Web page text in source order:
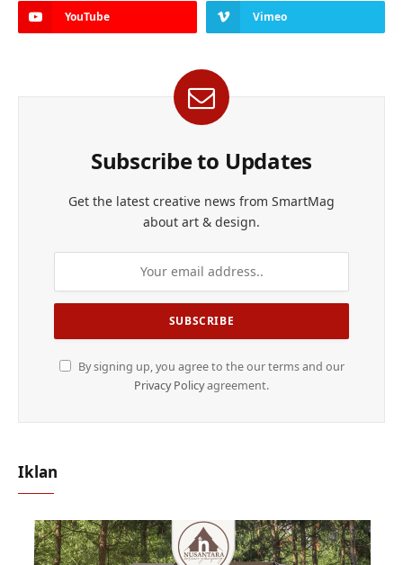
YouTube Vimeo
Subscribe to Updates
Get the latest creative news from SmartMag
about art & design.
By signing up, you agree to the our terms and our
Privacy Policyagreement.
Iklan